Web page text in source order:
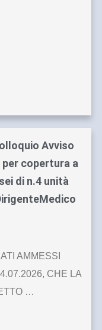
Avviso
copertura a
di n.4 unità
AMMESSI
CHE LA
…